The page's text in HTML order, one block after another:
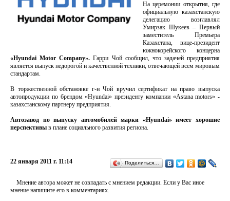
На церемонии открытия, где
официальную казахстанскую
делегацию возглавлял
Умирзак Шукеев – Первый
заместитель Премьера
Казахстана, вице-президент
южнокорейского концерна
«Hyundai Motor Company». Гарри Чой сообщил, что задачей предприятия
является выпуск недорогой и качественной техники, отвечающей всем мировым
стандартам.
В торжественной обстановке г-н Чой вручил сертификат на право выпуска
автопродукции по брендом «Hyundai» президенту компании «Astana motors» -
казахстанскому партнеру предприятия.
Автозавод по выпуску автомобилей марки «Hyundai» имеет хорошие
перспективы в плане социального развития региона.
22 января 2011 г. 11:14 Поделиться…
Мнение автора может не совпадать с мнением редакции. Если у Вас иное
мнение напишите его в комментариях.